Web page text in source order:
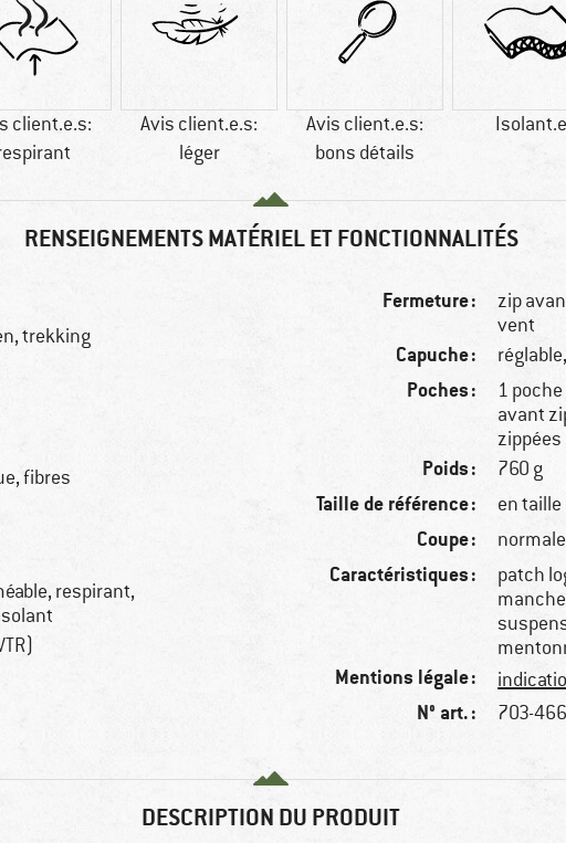
client.e.s:
Avis client.e.s:
léger
Avis client.e.s:
bons détails
Isolant.e
RENSEIGNEMENTS MATÉRIEL ET FONCTIONNALITÉS
trekking
fibres
respirant,
Fermeture :
zip
vent
Capuche :
Poches :
1
avant
zippées
Poids : 760 g
Taille de référence : en
Coupe : normale
Caractéristiques :
patch
Mentions légale :
N° art. : 703-
DESCRIPTION DU PRODUIT